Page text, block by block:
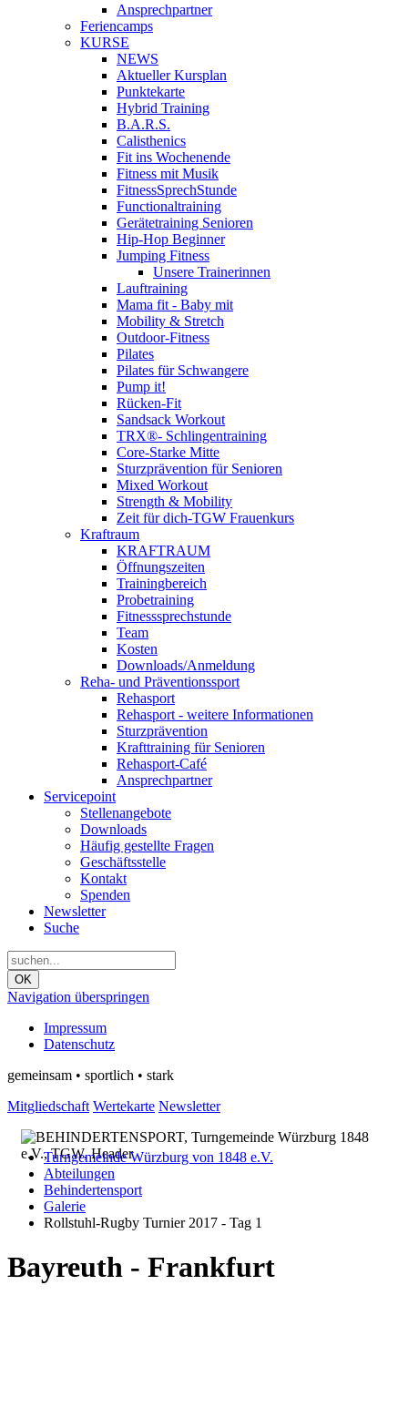
Ansprechpartner
Feriencamps
KURSE
NEWS
Aktueller Kursplan
Punktekarte
Hybrid Training
B.A.R.S.
Calisthenics
Fit ins Wochenende
Fitness mit Musik
FitnessSprechStunde
Functionaltraining
Gerätetraining Senioren
Hip-Hop Beginner
Jumping Fitness
Unsere Trainerinnen
Lauftraining
Mama fit - Baby mit
Mobility & Stretch
Outdoor-Fitness
Pilates
Pilates für Schwangere
Pump it!
Rücken-Fit
Sandsack Workout
TRX®- Schlingentraining
Core-Starke Mitte
Sturzprävention für Senioren
Mixed Workout
Strength & Mobility
Zeit für dich-TGW Frauenkurs
Kraftraum
KRAFTRAUM
Öffnungszeiten
Trainingbereich
Probetraining
Fitnesssprechstunde
Team
Kosten
Downloads/Anmeldung
Reha- und Präventionssport
Rehasport
Rehasport - weitere Informationen
Sturzprävention
Krafttraining für Senioren
Rehasport-Café
Ansprechpartner
Servicepoint
Stellenangebote
Downloads
Häufig gestellte Fragen
Geschäftsstelle
Kontakt
Spenden
Newsletter
Suche
OK
Navigation überspringen
Impressum
Datenschutz
gemeinsam • sportlich • stark
Mitgliedschaft Wertekarte Newsletter
Turngemeinde Würzburg von 1848 e.V.
Abteilungen
Behindertensport
Galerie
Rollstuhl-Rugby Turnier 2017 - Tag 1
Bayreuth - Frankfurt